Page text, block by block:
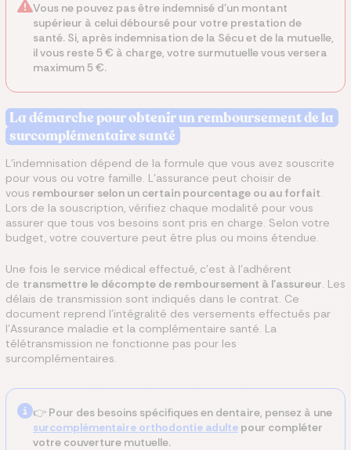
Vous ne pouvez pas être indemnisé d'un montant
supérieur à celui déboursé pour votre prestation de
santé. Si, après indemnisation de la Sécu et de la mutuelle,
il vous reste 5 € à charge, votre surmutuelle vous versera
maximum 5 €.
La démarche pour obtenir un remboursement de la
surcomplémentaire santé
L'indemnisation dépend de la formule que vous avez souscrite
pour vous ou votre famille. L'assurance peut choisir de
vous rembourser selon un certain pourcentage ou au forfait.
Lors de la souscription, vérifiez chaque modalité pour vous
assurer que tous vos besoins sont pris en charge. Selon votre
budget, votre couverture peut être plus ou moins étendue.
Une fois le service médical effectué, c'est à l'adhérent
de transmettre le décompte de remboursement à l'assureur. Les
délais de transmission sont indiqués dans le contrat. Ce
document reprend l'intégralité des versements effectués par
l'Assurance maladie et la complémentaire santé. La
télétransmission ne fonctionne pas pour les
surcomplémentaires.
👉 Pour des besoins spécifiques en dentaire, pensez à une
surcomplémentaire orthodontie adulte pour compléter
votre couverture mutuelle.